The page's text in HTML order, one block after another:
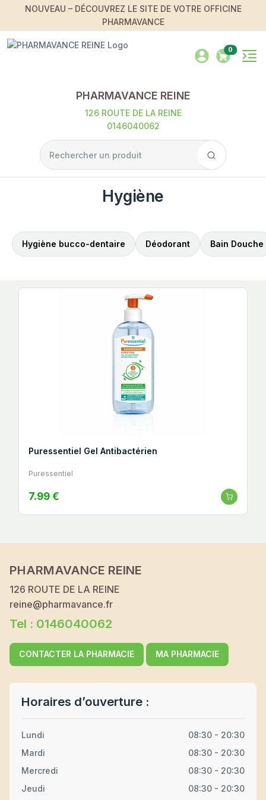
NOUVEAU – DÉCOUVREZ LE SITE DE VOTRE OFFICINE
PHARMAVANCE
0
PHARMAVANCE REINE
126 ROUTE DE LA REINE
0146040062
Hygiène
Hygiène bucco-dentaire Déodorant Bain Douche
Puressentiel Gel Antibactérien
Puressentiel
7.99 €
PHARMAVANCE REINE
126 ROUTE DE LA REINE
reine@pharmavance.fr
Tel : 0146040062
CONTACTER LA PHARMACIE MA PHARMACIE
Horaires d’ouverture :
Lundi
08:30 - 20:30
Mardi
08:30 - 20:30
Mercredi
08:30 - 20:30
Jeudi
08:30 - 20:30